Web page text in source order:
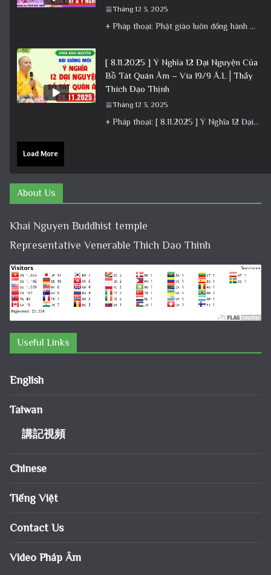
Tháng 12 3, 2025
+ Pháp thoại: Phật giáo luôn đồng hành cùng Dân tộc – Bài giảng ý nghĩa nhân dịp 30/4 ngày
[ 8.11.2025 ] Ý Nghĩa 12 Đại Nguyện Của
Bồ Tát Quán Âm – Vía 19/9 Â.L│Thầy
Thích Đạo Thịnh
Tháng 12 3, 2025
+ Pháp thoại: [ 8.11.2025 ] Ý Nghĩa 12 Đại Nguyện Của Bồ Tát Quán Âm – Vía 19/9 Â.L│Thầy
Load More
About Us
Khai Nguyen Buddhist temple
Representative Venerable Thich Dao Thinh
Useful Links
English
Taiwan
講記視頻
Chinese
Tiếng Việt
Contact Us
Video Pháp Âm